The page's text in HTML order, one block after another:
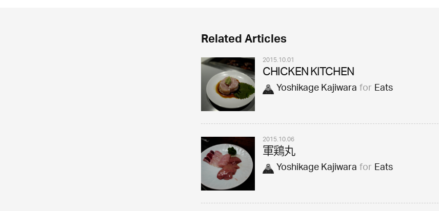
Related Articles
2015.10.01
CHICKEN KITCHEN
Yoshikage KajiwaraforEats
2015.10.06
軍鶏丸
Yoshikage KajiwaraforEats